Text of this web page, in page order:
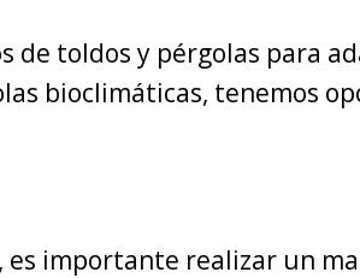
de toldos y pérgolas para
bioclimáticas, tenemos
es importante realizar un